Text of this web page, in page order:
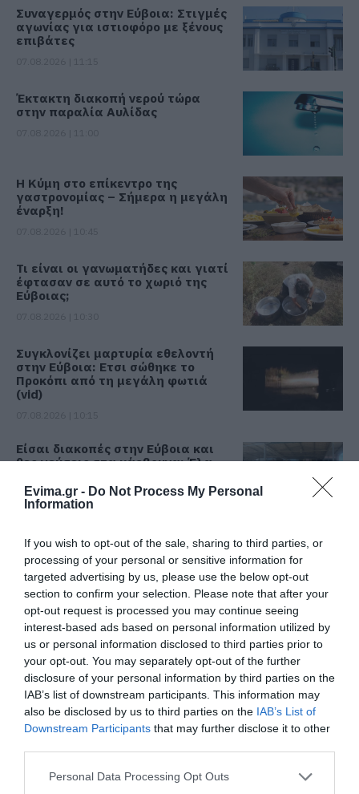
Evima.gr - Do Not Process My Personal
Information
If you wish to opt-out of the sale, sharing to third parties, or
processing of your personal or sensitive information for
targeted advertising by us, please use the below opt-out
section to confirm your selection. Please note that after your
opt-out request is processed you may continue seeing
interest-based ads based on personal information utilized by
us or personal information disclosed to third parties prior to
your opt-out. You may separately opt-out of the further
disclosure of your personal information by third parties on the
IAB’s list of downstream participants. This information may
also be disclosed by us to third parties on the IAB’s List of
Downstream Participants that may further disclose it to other
Please note that this website/app uses one or more Google
Personal Data Processing Opt Outs
Συναγερμός στην Εύβοια: Στιγμές
αγωνίας για ιστιοφόρο με ξένους
επιβάτες
Έκτακτη διακοπή νερού τώρα
στην παραλία Αυλίδας
Η Κύμη στο επίκεντρο της
γαστρονομίας – Σήμερα η μεγάλη
έναρξη!
Τι είναι οι γανωματήδες και γιατί
έφτασαν σε αυτό το χωριό της
Εύβοιας;
Συγκλονίζει μαρτυρία εθελοντή
στην Εύβοια: Ετσι σώθηκε το
Προκόπι από τη μεγάλη φωτιά
(vid)
Είσαι διακοπές στην Εύβοια και
θες γεύσεις στα κάρβουνα; Έλα
07.08.2026 | 10:00
βουλευτή που «τρέλανε»
εθελοντές στην Εύβοια
07.08.2026 | 09:45
Ιός Δυτικού Νείλου: 65 κρούσματα
στην Ελλάδα – Έξι νεκροί και 20
ασθενείς σε νοσηλεία
07.08.2026 | 09:30
Υπό έλεγχο η φωτιά στην Σκύρο –
Συνελήφθη μία 63χρονη γυναίκα
Όλες οι τελευταίες ειδήσεις
ΠΕΡΙΣΣΟΤΕΡΑ ΑΠΟ ΕΙΔΗΣΕΙΣ ΕΥΒΟΙΑ
Συναγερμός στην
με ξένους επιβάτες
Έκτακτη διακοπή